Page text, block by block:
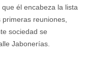
él encabeza la lista
reuniones,
sociedad se
Jabonerías.